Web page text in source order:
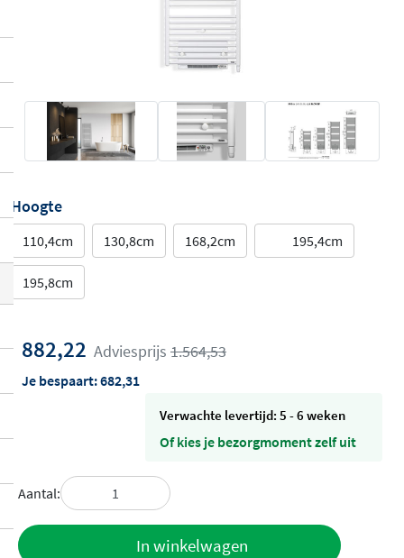
Hoogte
110,4cm 130,8cm 168,2cm 195,4cm
195,8cm
882,22 Adviesprijs 1.564,53
Je bespaart:682,31
Verwachte levertijd: 5 - 6 weken
Of kies je bezorgmoment zelf uit
Aantal:
In winkelwagen